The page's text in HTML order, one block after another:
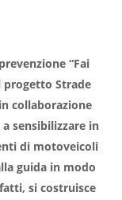
“Fai
progetto Strade
collaborazione
sensibilizzare in
di motoveicoli
guida in modo
si costruisce